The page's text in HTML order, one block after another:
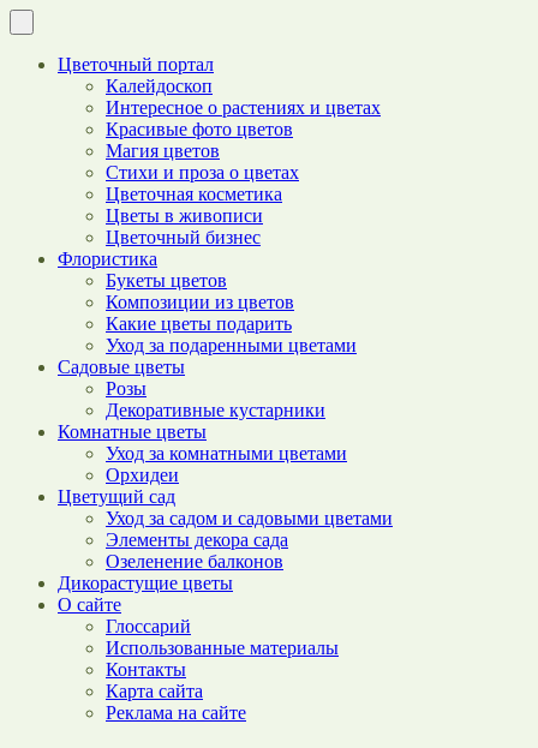
Цветочный портал
Калейдоскоп
Интересное о растениях и цветах
Красивые фото цветов
Магия цветов
Стихи и проза о цветах
Цветочная косметика
Цветы в живописи
Цветочный бизнес
Флористика
Букеты цветов
Композиции из цветов
Какие цветы подарить
Уход за подаренными цветами
Садовые цветы
Розы
Декоративные кустарники
Комнатные цветы
Уход за комнатными цветами
Орхидеи
Цветущий сад
Уход за садом и садовыми цветами
Элементы декора сада
Озеленение балконов
Дикорастущие цветы
О сайте
Глоссарий
Использованные материалы
Контакты
Карта сайта
Реклама на сайте